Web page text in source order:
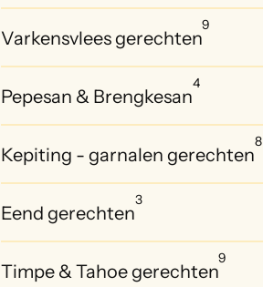
Varkensvlees gerechten
9
Pepesan & Brengkesan
4
Kepiting - garnalen gerechten
8
Eend gerechten
3
Timpe & Tahoe gerechten
9